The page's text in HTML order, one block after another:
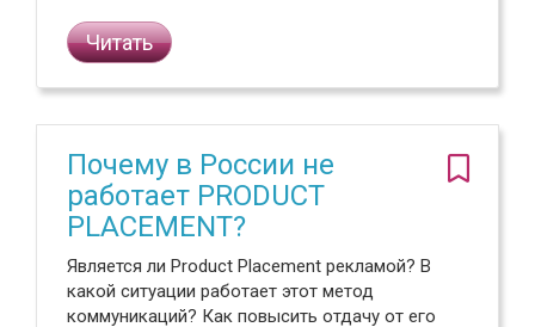
Читать
Почему в России не
работает PRODUCT
PLACEMENT?
Является ли Product Placement рекламой? В
какой ситуации работает этот метод
коммуникаций? Как повысить отдачу от его